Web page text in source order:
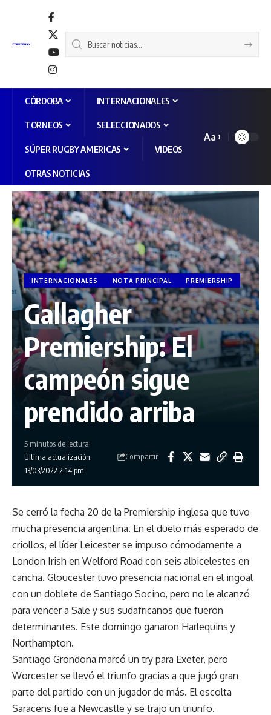
CÓRDOBA INTERNACIONALES
TORNEOS SELECCIONADOS
SÚPER RUGBY AMERICAS VIDEOS
OTRAS NOTICIAS
Aa
INTERNACIONALES NOTA PRINCIPAL PREMIERSHIP
Gallagher
Premiership: El
campeón sigue
prendido arriba
Última actualización:
13/03/2022 2:14 pm
5 minutos de lectura
Compartir
Se cerró la fecha 20 de la Premiership inglesa que tuvo
mucha presencia argentina. En el duelo más esperado de
criollos, el líder Leicester se impuso cómodamente a
London Irish en Welford Road con seis albicelestes en
cancha. Gloucester tuvo presencia nacional en el ingoal
con un doblete de Santiago Socino, pero no le alcanzó
para vencer a Sale y sus sudafricanos que fueron
determinantes. Este domingo ganaron Harlequins y
Northampton.
Santiago Grondona marcó un try para Exeter, pero
Worcester se llevó el triunfo gracias a que jugó gran
parte del partido con un jugador de más. El escolta
Saracens fue a Newcastle y se trajo un triunfo.